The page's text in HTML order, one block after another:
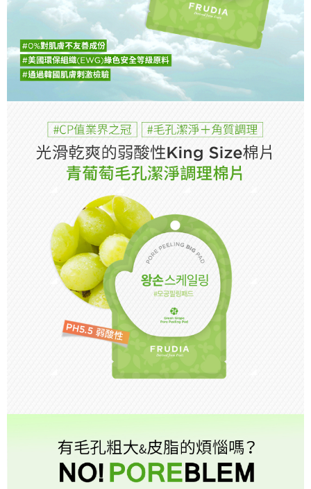
５．嚴禁一人註冊多個帳號或使用他人資訊註冊。若發現惡意使用之情形，
恩沛科技股份有限公司將有權停止該用戶之使用額度並採取法律行動。
宅配(限本島，東部與偏遠地區將以郵局寄送)
每筆NT$80，滿NT$499(含以上)免運費
宅配(外島，以郵局包裹寄送)
每筆NT$120，滿NT$1,200(含以上)免運費